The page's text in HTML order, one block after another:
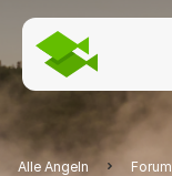
Alle Angeln Forum